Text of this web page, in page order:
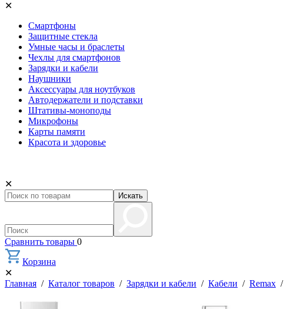
✕
Смартфоны
Защитные стекла
Умные часы и браслеты
Чехлы для смартфонов
Зарядки и кабели
Наушники
Аксессуары для ноутбуков
Автодержатели и подставки
Штативы-моноподы
Микрофоны
Карты памяти
Красота и здоровье
✕
Искать
Сравнить товары 0
Корзина
✕
Главная / Каталог товаров / Зарядки и кабели / Кабели / Remax /